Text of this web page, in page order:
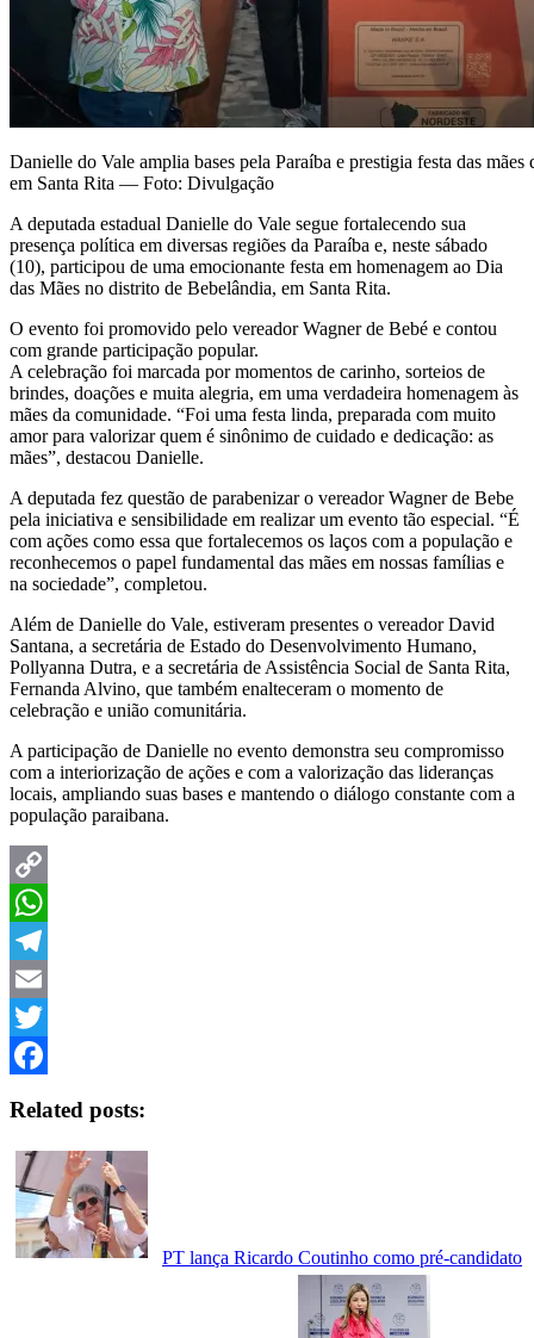
Danielle do Vale amplia bases pela Paraíba e prestigia festa das
em Santa Rita — Foto: Divulgação
A deputada estadual Danielle do Vale segue fortalecendo sua
presença política em diversas regiões da Paraíba e, neste sábado
(10), participou de uma emocionante festa em homenagem ao Dia
das Mães no distrito de Bebelândia, em Santa Rita.
O evento foi promovido pelo vereador Wagner de Bebé e contou
com grande participação popular.
A celebração foi marcada por momentos de carinho, sorteios de
brindes, doações e muita alegria, em uma verdadeira homenagem às
mães da comunidade. “Foi uma festa linda, preparada com muito
amor para valorizar quem é sinônimo de cuidado e dedicação: as
mães”, destacou Danielle.
A deputada fez questão de parabenizar o vereador Wagner de Bebe
pela iniciativa e sensibilidade em realizar um evento tão especial. “É
com ações como essa que fortalecemos os laços com a população e
reconhecemos o papel fundamental das mães em nossas famílias e
na sociedade”, completou.
Além de Danielle do Vale, estiveram presentes o vereador David
Santana, a secretária de Estado do Desenvolvimento Humano,
Pollyanna Dutra, e a secretária de Assistência Social de Santa Rita,
Fernanda Alvino, que também enalteceram o momento de
celebração e união comunitária.
A participação de Danielle no evento demonstra seu compromisso
com a interiorização de ações e com a valorização das lideranças
locais, ampliando suas bases e mantendo o diálogo constante com a
população paraibana.
Copy
Link
WhatsApp
Telegram
Email
Twitter
Related posts:
PT lança Ricardo Coutinho como pré-candidato